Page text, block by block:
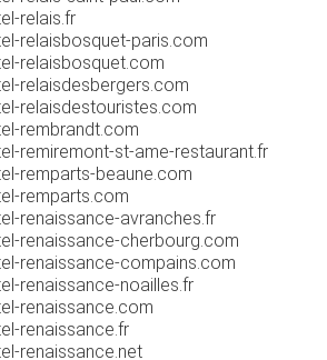
relais.fr
relaisbosquet-paris.com
relaisbosquet.com
relaisdesbergers.com
relaisdestouristes.com
rembrandt.com
remiremont-st-ame-restaurant.fr
remparts-beaune.com
remparts.com
renaissance-avranches.fr
renaissance-cherbourg.com
renaissance-compains.com
renaissance-noailles.fr
renaissance.com
renaissance.fr
renaissance.net